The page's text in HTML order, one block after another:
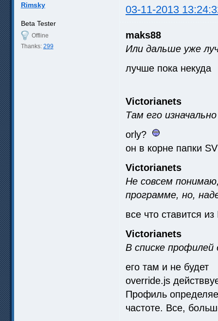
Rimsky 03-11-2013
Beta Tester
Offline
Thanks: 299
maks88
Или дальше уже
лучше пока некуда
Victorianets
Там его
orly?
он в корне папки
Victorianets
Не совсем
программе, но,
все что ставится
Victorianets
В списке профилей
его там и не будет
override.js
Профиль
частоте. Все,